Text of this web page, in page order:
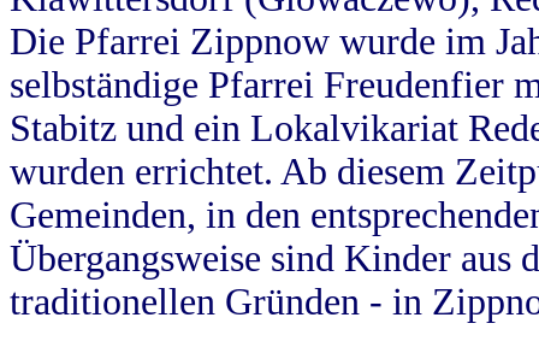
Die Pfarrei Zippnow wurde im
selbständige Pfarrei Freudenfier
Stabitz und ein Lokalvikariat
wurden errichtet. Ab diesem
Gemeinden, in den
Übergangsweise sind Kinder aus
traditionellen Gründen - in